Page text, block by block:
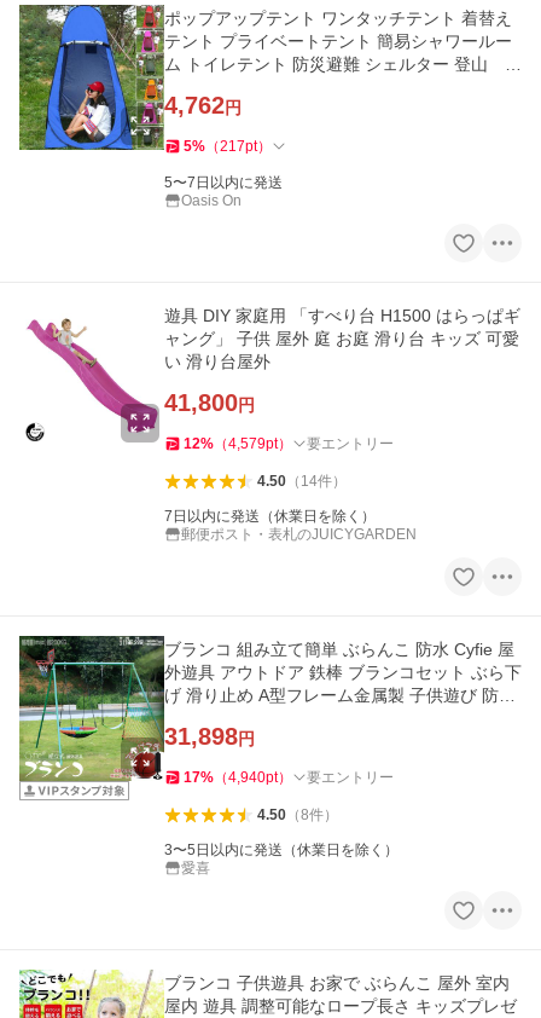
ポップアップテント ワンタッチテント 着替え
テント プライベートテント 簡易シャワールー
ム トイレテント 防災避難 シェルター 登山 海
4,762円
5% （217pt）
5〜7日以内に発送
Oasis On
遊具 DIY 家庭用 「すべり台 H1500 はらっぱギ
ャング」 子供 屋外 庭 お庭 滑り台 キッズ 可愛
い 滑り台屋外
41,800円
12% （4,579pt） 要エントリー
4.50（ 14件）
7日以内に発送（休業日を除く）
郵便ポスト・表札のJUICYGARDEN
ブランコ 組み立て簡単 ぶらんこ 防水 Cyfie 屋
外遊具 アウトドア 鉄棒 ブランコセット ぶら下
げ 滑り止め A型フレーム金属製 子供遊び 防水
31,898円
17% （4,940pt） 要エントリー
4.50（8件）
3〜5日以内に発送（休業日を除く）
愛喜
ブランコ 子供遊具 お家で ぶらんこ 屋外 室内
屋内 遊具 調整可能なロープ長さ キッズプレゼ